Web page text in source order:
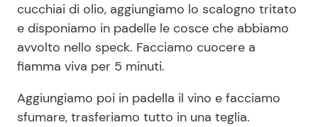
Privacy Policy
cucchiai di olio, aggiungiamo lo scalogno tritato
e disponiamo in padelle le cosce che abbiamo
avvolto nello speck. Facciamo cuocere a
fiamma viva per 5 minuti.
Aggiungiamo poi in padella il vino e facciamo
sfumare, trasferiamo tutto in una teglia.